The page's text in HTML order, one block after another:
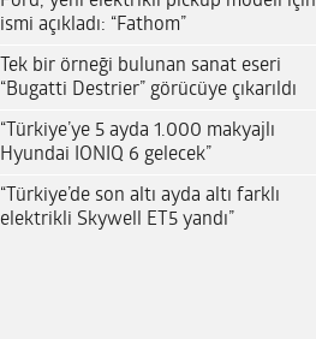
ismi açıkladı: “Fathom”
Tek bir örneği bulunan sanat eseri
“Bugatti Destrier” görücüye çıkarıldı
“Türkiye’ye 5 ayda 1.000 makyajlı
Hyundai IONIQ 6 gelecek”
“Türkiye’de son altı ayda altı farklı
elektrikli Skywell ET5 yandı”